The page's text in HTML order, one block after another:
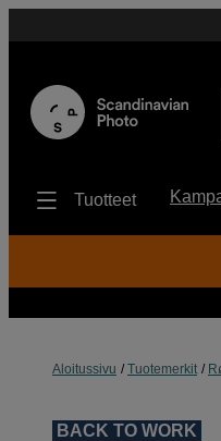
Tuotteet
Aloitussivu Tuotemerkit
BACK TO WORK